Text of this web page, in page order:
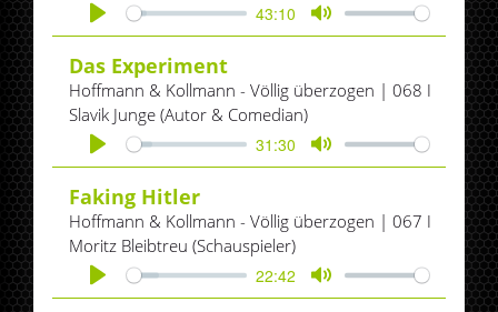
Play
43:10
Mute
Das Experiment
Hoffmann & Kollmann - Völlig überzogen | 068 I
Slavik Junge (Autor & Comedian)
Play
31:30
Mute
Faking Hitler
Hoffmann & Kollmann - Völlig überzogen | 067 I
Moritz Bleibtreu (Schauspieler)
Play
22:42
Mute